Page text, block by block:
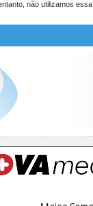
não utilizamos